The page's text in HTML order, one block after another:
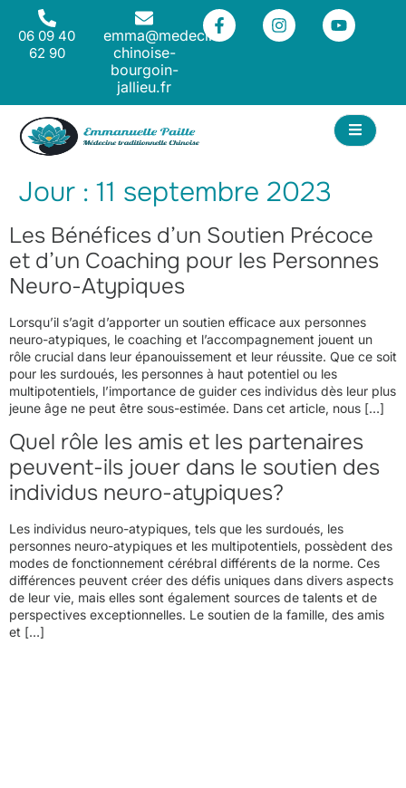
06 09 40
62 90
emma@medecine-
chinoise-
bourgoin-
jallieu.fr
Jour : 11 septembre 2023
Les Bénéfices d’un Soutien Précoce
et d’un Coaching pour les Personnes
Neuro-Atypiques
Lorsqu’il s’agit d’apporter un soutien efficace aux personnes
neuro-atypiques, le coaching et l’accompagnement jouent un
rôle crucial dans leur épanouissement et leur réussite. Que ce soit
pour les surdoués, les personnes à haut potentiel ou les
multipotentiels, l’importance de guider ces individus dès leur plus
jeune âge ne peut être sous-estimée. Dans cet article, nous […]
Quel rôle les amis et les partenaires
peuvent-ils jouer dans le soutien des
individus neuro-atypiques?
Les individus neuro-atypiques, tels que les surdoués, les
personnes neuro-atypiques et les multipotentiels, possèdent des
modes de fonctionnement cérébral différents de la norme. Ces
différences peuvent créer des défis uniques dans divers aspects
de leur vie, mais elles sont également sources de talents et de
perspectives exceptionnelles. Le soutien de la famille, des amis
et […]